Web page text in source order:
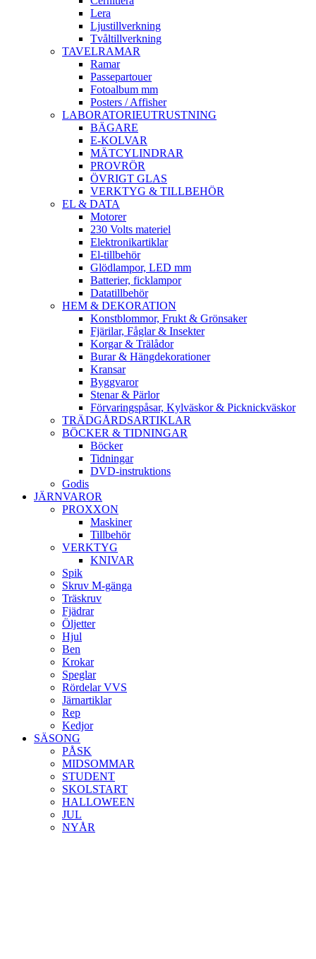
Lera
Ljustillverkning
Tvåltillverkning
TAVELRAMAR
Ramar
Passepartouer
Fotoalbum mm
Posters / Affisher
LABORATORIEUTRUSTNING
BÄGARE
E-KOLVAR
MÄTCYLINDRAR
PROVRÖR
ÖVRIGT GLAS
VERKTYG & TILLBEHÖR
EL & DATA
Motorer
230 Volts materiel
Elektronikartiklar
El-tillbehör
Glödlampor, LED mm
Batterier, ficklampor
Datatillbehör
HEM & DEKORATION
Konstblommor, Frukt & Grönsaker
Fjärilar, Fåglar & Insekter
Korgar & Trälådor
Burar & Hängdekorationer
Kransar
Byggvaror
Stenar & Pärlor
Förvaringspåsar, Kylväskor & Picknickväskor
TRÄDGÅRDSARTIKLAR
BÖCKER & TIDNINGAR
Böcker
Tidningar
DVD-instruktions
Godis
JÄRNVAROR
PROXXON
Maskiner
Tillbehör
VERKTYG
KNIVAR
Spik
Skruv M-gänga
Träskruv
Fjädrar
Öljetter
Hjul
Ben
Krokar
Speglar
Rördelar VVS
Järnartiklar
Rep
Kedjor
SÄSONG
PÅSK
MIDSOMMAR
STUDENT
SKOLSTART
HALLOWEEN
JUL
NYÅR